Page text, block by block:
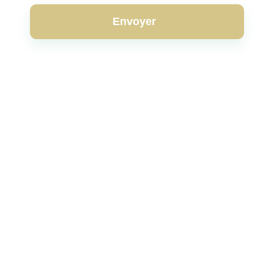
Envoyer